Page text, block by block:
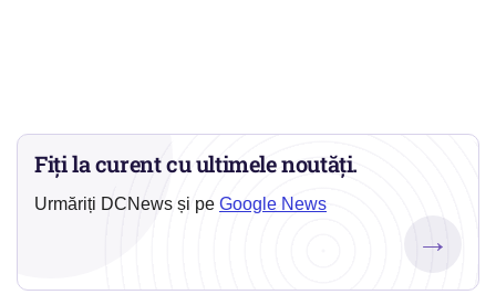
Fiți la curent cu ultimele noutăți.
Urmăriți DCNews și pe Google News
→